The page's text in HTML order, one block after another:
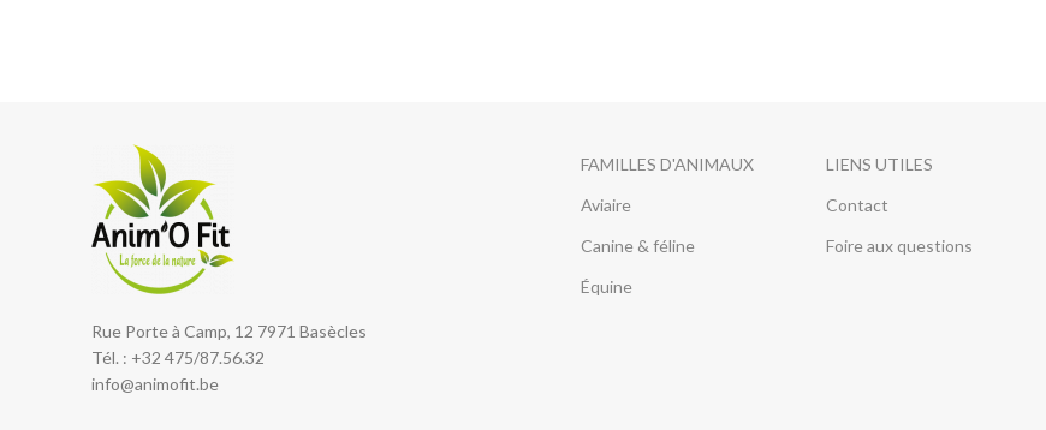
Rue Porte à Camp, 12 7971 Basècles
Tél. : +32 475/87.56.32
info@animofit.be
FAMILLES D'ANIMAUX
Aviaire
Canine & féline
Équine
LIENS UTILES
Contact
Foire aux questions